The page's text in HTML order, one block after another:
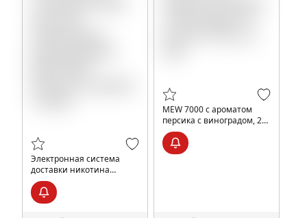
Электронная система
доставки никотина
одноразового
использования MEW 7000
с ароматом черники с
MEW 7000 с ароматом
персика с виноградом, 20
мг/см3, 14 мл, шт, 20%